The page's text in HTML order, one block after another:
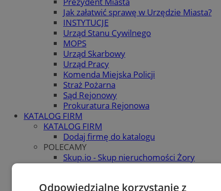
Jak załatwić sprawę w Urzędzie Miasta?
INSTYTUCJE
Urząd Stanu Cywilnego
MOPS
Urząd Skarbowy
Urząd Pracy
Komenda Miejska Policji
Straż Pożarna
Sąd Rejonowy
Prokuratura Rejonowa
KATALOG FIRM
KATALOG FIRM
Dodaj firmę do katalogu
POLECAMY
Skup.io - Skup nieruchomości Żory
Dodaj ogłoszenie
Odpowiedzialne korzystanie z